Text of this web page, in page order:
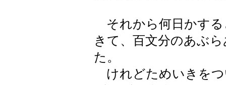
それから何日かする
きて、百文分のあぶ
た。
けれどためいきをつ